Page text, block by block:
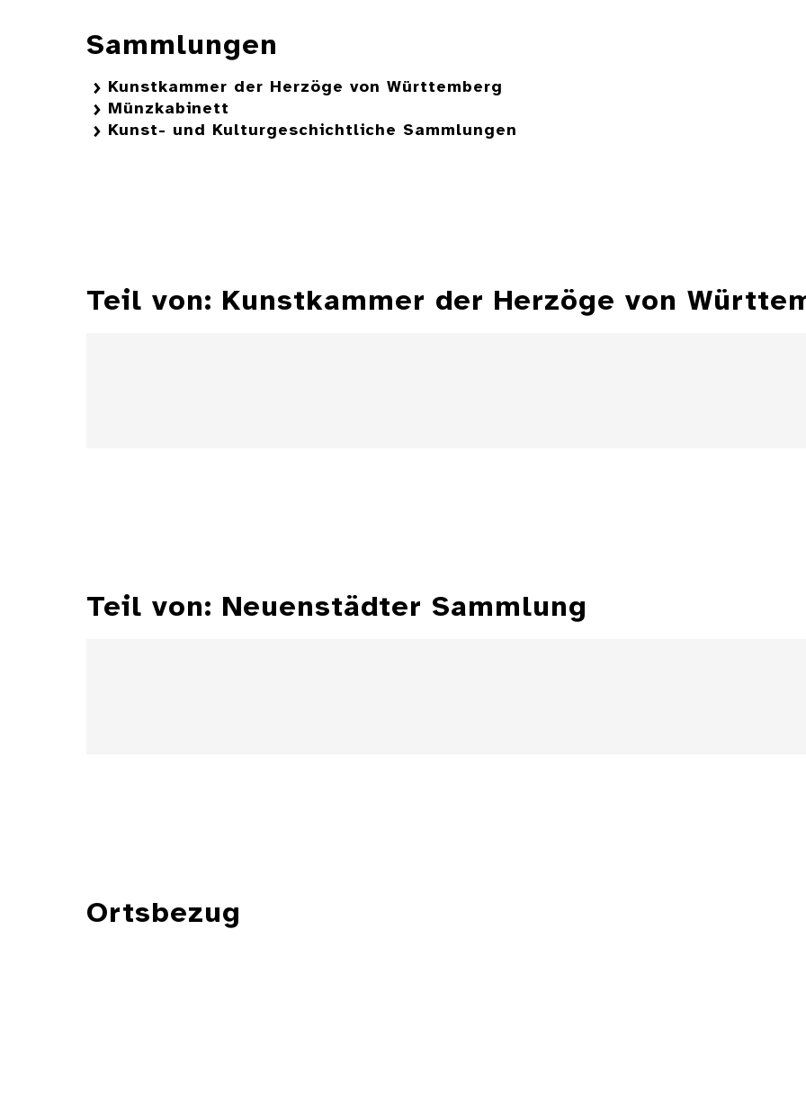
Sammlungen
Kunstkammer der Herzöge von Württemberg
Münzkabinett
Kunst- und Kulturgeschichtliche Sammlungen
Teil von: Kunstkammer der Herzöge von
Teil von: Neuenstädter Sammlung
Ortsbezug